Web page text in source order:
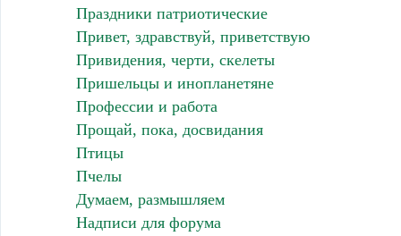
Праздники патриотические
Привет, здравствуй, приветствую
Привидения, черти, скелеты
Пришельцы и инопланетяне
Профессии и работа
Прощай, пока, досвидания
Птицы
Пчелы
Думаем, размышляем
Надписи для форума